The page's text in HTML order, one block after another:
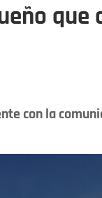
que
con la